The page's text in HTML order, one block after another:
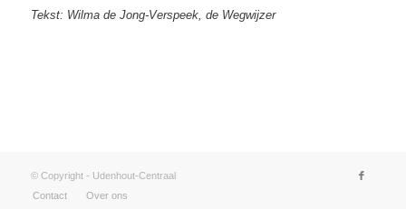
Tekst: Wilma de Jong-Verspeek, de Wegwijzer
© Copyright - Udenhout-Centraal
Contact
Over ons